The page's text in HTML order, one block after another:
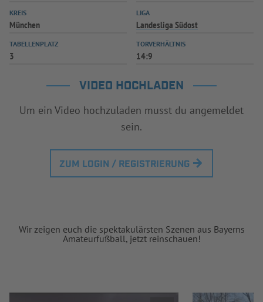
KREIS
München
LIGA
Landesliga Südost
TABELLENPLATZ
3
TORVERHÄLTNIS
14:9
VIDEO HOCHLADEN
Um ein Video hochzuladen musst du angemeldet
sein.
ZUM LOGIN / REGISTRIERUNG
Wir zeigen euch die spektakulärsten Szenen aus Bayerns
Amateurfußball, jetzt reinschauen!